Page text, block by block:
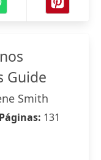
Guide
Smith
131